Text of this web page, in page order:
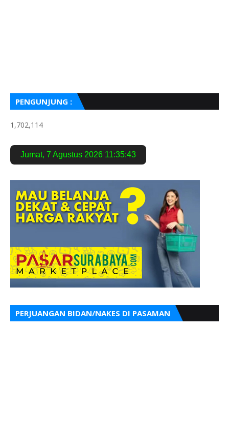
PENGUNJUNG :
1,702,114
Jumat, 7 Agustus 2026 11:35:44
PERJUANGAN BIDAN/NAKES DI PASAMAN